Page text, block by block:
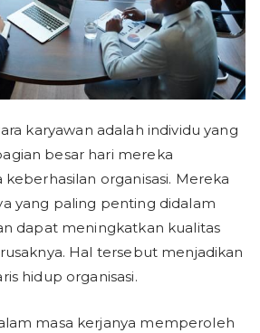
karyawan adalah individu yang
besar hari mereka
organisasi. Mereka
yang paling penting didalam
dapat meningkatkan kualitas
Hal tersebut menjadikan
hidup organisasi.
masa kerjanya memperoleh